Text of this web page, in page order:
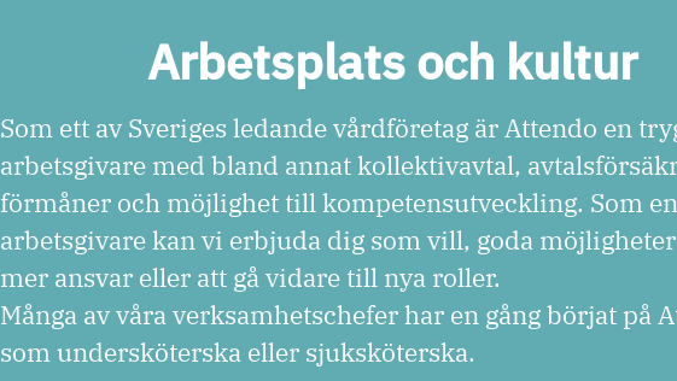
Arbetsplats och kultur
Som ett av Sveriges ledande vårdföretag är Attendo en
arbetsgivare med bland annat kollektivavtal,
förmåner och möjlighet till kompetensutveckling. Som
arbetsgivare kan vi erbjuda dig som vill, goda
mer ansvar eller att gå vidare till nya roller.
Många av våra verksamhetschefer har en gång börjat på
som undersköterska eller sjuksköterska.